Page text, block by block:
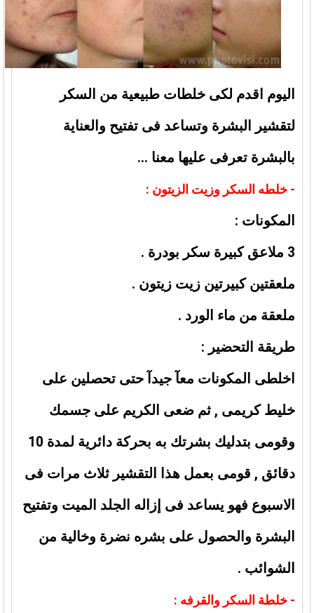
اليوم اقدم لكى خلطات طبيعية من السكر
لتقشير البشرة وتساعد فى تفتيح والعناية
بالبشرة تعرفى عليها معنا …
- خلطه السكر وزيت الزيتون :
المكونات :
3 ملاعق كبيرة سكر بودرة .
ملعقتين كبيرتين زيت زيتون .
ملعقة من ماء الورد .
طريقة التحضير :
اخلطى المكونات معآ جيدآ حتى تحصلين على
خليط كريمى , ثم ضعى الكريم على جسمك
وقومى بتدليك بشرتك به بحركة دائرية لمدة 10
دقائق , قومى بعمل هذا التقشير ثلاث مرات فى
الاسبوع فهو يساعد فى إزاله الجلد الميت وتفتيح
البشرة والحصول على بشره نضرة وخالية من
الشوائب .
- خلطة السكر والقرفه :